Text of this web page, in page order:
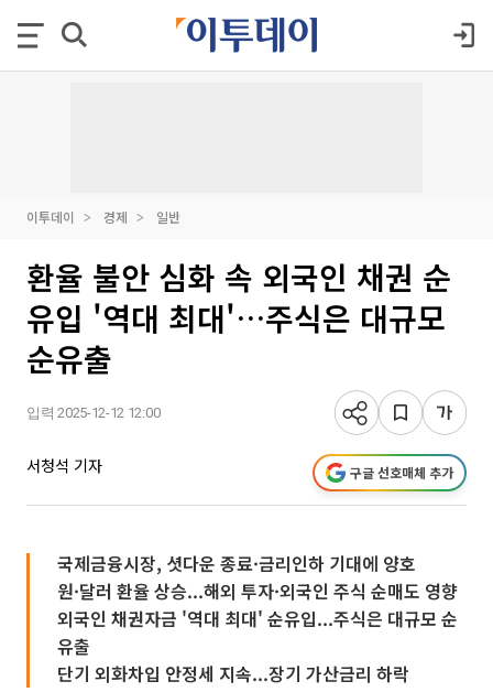
이투데이 경제 일반
환율 불안 심화 속 외국인 채권 순
유입 '역대 최대'…주식은 대규모
순유출
입력 2025-12-12 12:00
서청석 기자 구글 선호매체 추가
국제금융시장, 셧다운 종료·금리인하 기대에 양호
원·달러 환율 상승...해외 투자·외국인 주식 순매도 영향
외국인 채권자금 '역대 최대' 순유입...주식은 대규모 순
유출
단기 외화차입 안정세 지속...장기 가산금리 하락